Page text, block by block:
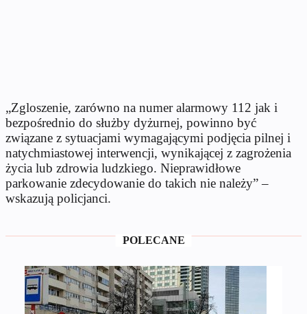
„Zgloszenie, zarówno na numer alarmowy 112 jak i
bezpośrednio do służby dyżurnej, powinno być
związane z sytuacjami wymagającymi podjęcia pilnej i
natychmiastowej interwencji, wynikającej z zagrożenia
życia lub zdrowia ludzkiego. Nieprawidłowe
parkowanie zdecydowanie do takich nie należy” –
wskazują policjanci.
POLECANE